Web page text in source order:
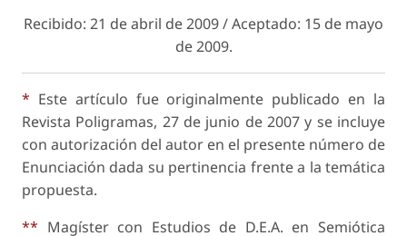
Recibido: 21 de abril de 2009 / Aceptado: 15 de mayo
de 2009.
* Este artículo fue originalmente publicado en la
Revista Poligramas, 27 de junio de 2007 y se incluye
con autorización del autor en el presente número de
Enunciación dada su pertinencia frente a la temática
propuesta.
** Magíster con Estudios de D.E.A. en Semiótica